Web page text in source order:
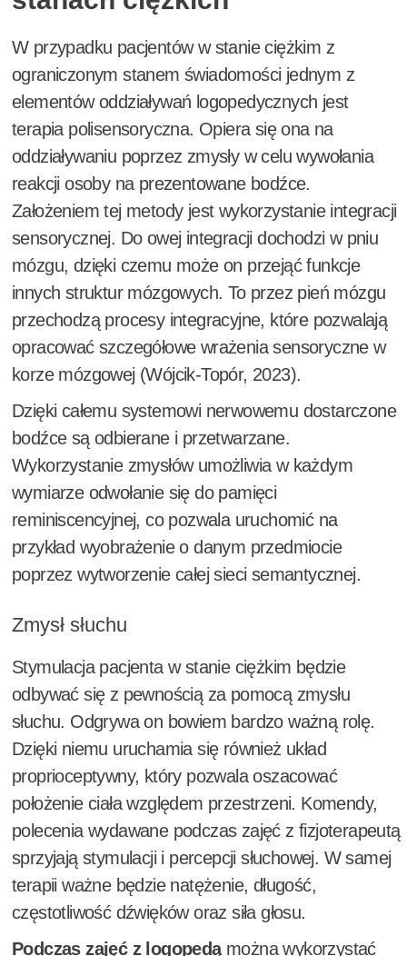
W przypadku pacjentów w stanie ciężkim z
ograniczonym stanem świadomości jednym z
elementów oddziaływań logopedycznych jest
terapia polisensoryczna. Opiera się ona na
oddziaływaniu poprzez zmysły w celu wywołania
reakcji osoby na prezentowane bodźce.
Założeniem tej metody jest wykorzystanie integracji
sensorycznej. Do owej integracji dochodzi w pniu
mózgu, dzięki czemu może on przejąć funkcje
innych struktur mózgowych. To przez pień mózgu
przechodzą procesy integracyjne, które pozwalają
opracować szczegółowe wrażenia sensoryczne w
korze mózgowej (Wójcik-Topór, 2023).
Dzięki całemu systemowi nerwowemu dostarczone
bodźce są odbierane i przetwarzane.
Wykorzystanie zmysłów umożliwia w każdym
wymiarze odwołanie się do pamięci
reminiscencyjnej, co pozwala uruchomić na
przykład wyobrażenie o danym przedmiocie
poprzez wytworzenie całej sieci semantycznej.
Zmysł słuchu
Stymulacja pacjenta w stanie ciężkim będzie
odbywać się z pewnością za pomocą zmysłu
słuchu. Odgrywa on bowiem bardzo ważną rolę.
Dzięki niemu uruchamia się również układ
proprioceptywny, który pozwala oszacować
położenie ciała względem przestrzeni. Komendy,
polecenia wydawane podczas zajęć z fizjoterapeutą
sprzyjają stymulacji i percepcji słuchowej. W samej
terapii ważne będzie natężenie, długość,
częstotliwość dźwięków oraz siła głosu.
Podczas zajęć z logopedąmożna wykorzystać